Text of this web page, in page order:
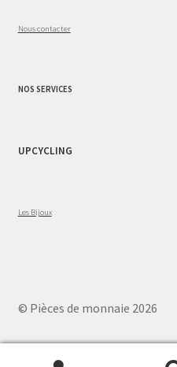
Nous contacter
NOS SERVICES
UPCYCLING
Les Bijoux
© Pièces de monnaie 2026